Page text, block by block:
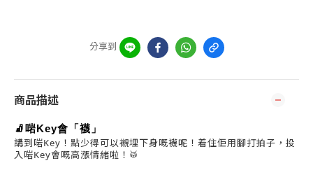
分享到
商品描述
🧦啱Key會「襪」
講到啱Key！點少得可以襯埋下身嘅襪呢！着住佢用腳打拍子，投
入啱Key會嘅高漲情緒啦！🥁